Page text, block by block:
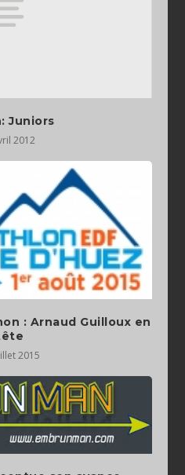
Juniors
2012
: Arnaud Guilloux en
2015